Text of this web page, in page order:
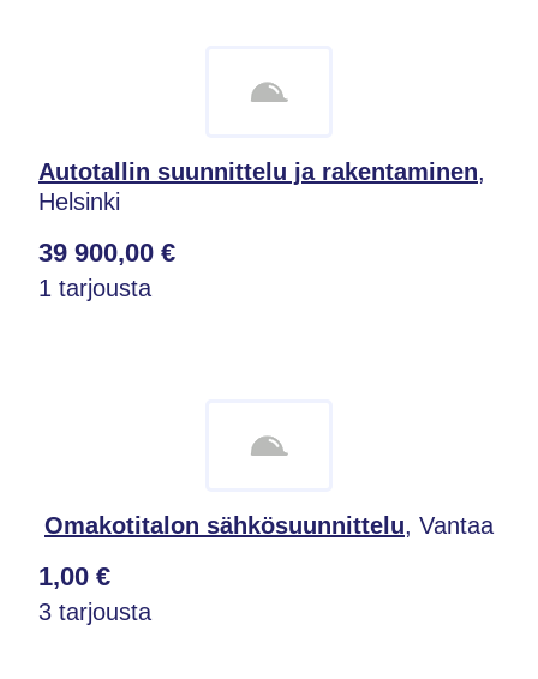
Autotallin suunnittelu ja rakentaminen,
Helsinki
39 900,00 €
1 tarjousta
Omakotitalon sähkösuunnittelu, Vantaa
1,00 €
3 tarjousta